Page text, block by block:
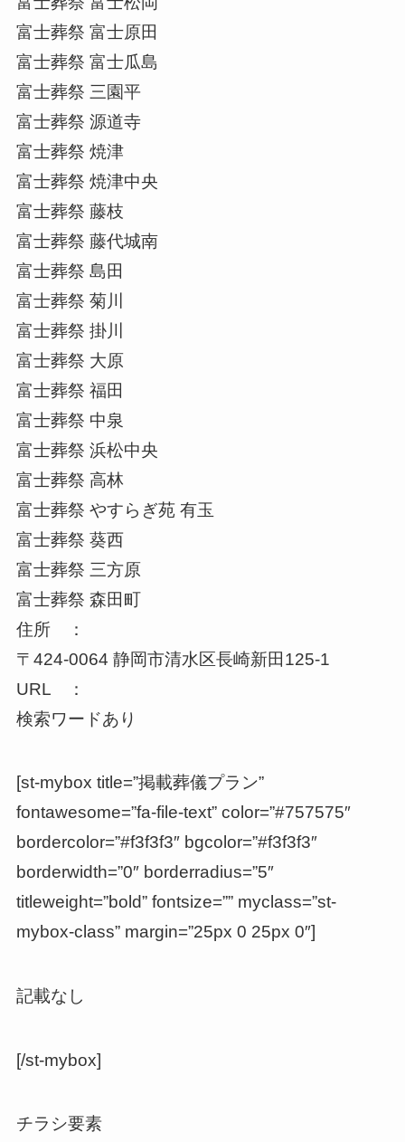
富士葬祭 富士原田
富士葬祭 富士瓜島
富士葬祭 三園平
富士葬祭 源道寺
富士葬祭 焼津
富士葬祭 焼津中央
富士葬祭 藤枝
富士葬祭 藤代城南
富士葬祭 島田
富士葬祭 菊川
富士葬祭 掛川
富士葬祭 大原
富士葬祭 福田
富士葬祭 中泉
富士葬祭 浜松中央
富士葬祭 高林
富士葬祭 やすらぎ苑 有玉
富士葬祭 葵西
富士葬祭 三方原
富士葬祭 森田町
住所 ：
〒424-0064 静岡市清水区長崎新田125-1
URL ：
検索ワードあり
[st-mybox title=”掲載葬儀プラン”
fontawesome=”fa-file-text” color=”#757575″
bordercolor=”#f3f3f3″ bgcolor=”#f3f3f3″
borderwidth=”0″ borderradius=”5″
titleweight=”bold” fontsize=”” myclass=”st-
mybox-class” margin=”25px 0 25px 0″]
記載なし
[/st-mybox]
チラシ要素